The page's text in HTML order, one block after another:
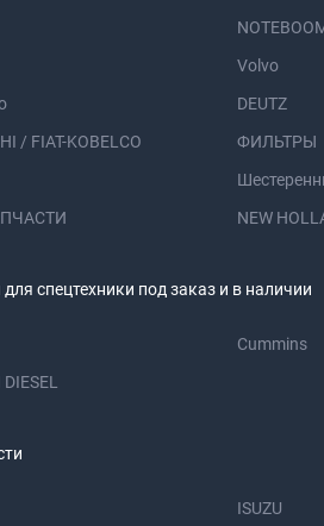
Volvo
DEUTZ
/ FIAT-KOBELCO
ФИЛЬТРЫ
NEW
спецтехники под заказ и в наличии
Cummins
ISUZU